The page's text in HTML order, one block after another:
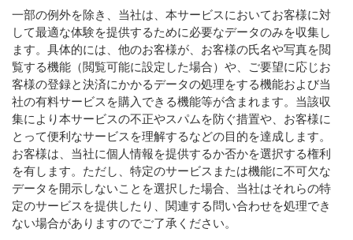
一部の例外を除き、当社は、本サービスにおいてお客様に対
して最適な体験を提供するために必要なデータのみを収集し
ます。具体的には、他のお客様が、お客様の氏名や写真を閲
覧する機能（閲覧可能に設定した場合）や、ご要望に応じお
客様の登録と決済にかかるデータの処理をする機能および当
社の有料サービスを購入できる機能等が含まれます。当該収
集により本サービスの不正やスパムを防ぐ措置や、お客様に
とって便利なサービスを理解するなどの目的を達成します。
お客様は、当社に個人情報を提供するか否かを選択する権利
を有します。ただし、特定のサービスまたは機能に不可欠な
データを開示しないことを選択した場合、当社はそれらの特
定のサービスを提供したり、関連する問い合わせを処理でき
ない場合がありますのでご了承ください。